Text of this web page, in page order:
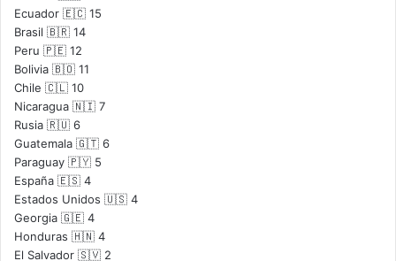
Ecuador 🇪🇨 15
Brasil 🇧🇷 14
Peru 🇵🇪 12
Bolivia 🇧🇴 11
Chile 🇨🇱 10
Nicaragua 🇳🇮 7
Rusia 🇷🇺 6
Guatemala 🇬🇹 6
Paraguay 🇵🇾 5
España 🇪🇸 4
Estados Unidos 🇺🇸 4
Georgia 🇬🇪 4
Honduras 🇭🇳 4
El Salvador 🇸🇻 2